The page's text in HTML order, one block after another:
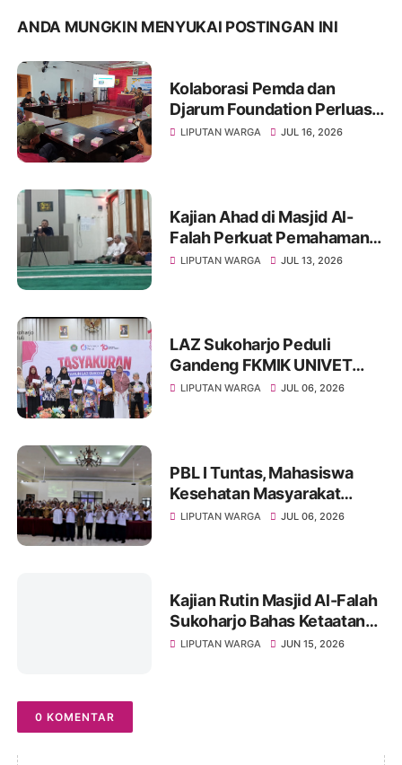
ANDA MUNGKIN MENYUKAI POSTINGAN INI
Kolaborasi Pemda dan
Djarum Foundation Perluas
Akses Sanitasi Layak di
LIPUTAN WARGA JUL 16, 2026
Kajian Ahad di Masjid Al-
Falah Perkuat Pemahaman
Sunnah dan Tingkatkan
LIPUTAN WARGA JUL 13, 2026
LAZ Sukoharjo Peduli
Gandeng FKMIK UNIVET
BANTARA Santuni Anak
LIPUTAN WARGA JUL 06, 2026
PBL I Tuntas, Mahasiswa
Kesehatan Masyarakat
UNIVET BANTARA Siap
LIPUTAN WARGA JUL 06, 2026
Kajian Rutin Masjid Al-Falah
Sukoharjo Bahas Ketaatan
kepada Rasul sebagai Wujud
LIPUTAN WARGA JUN 15, 2026
0 KOMENTAR